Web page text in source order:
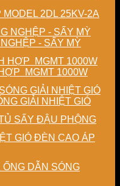
2DL 25KV-2A
- SẤY MỲ
MGMT 1000W
GIẢI NHIỆT GIÓ
SẤY ĐẬU PHỘNG
ĐÈN CAO ÁP
ỐNG DẪN SÓNG